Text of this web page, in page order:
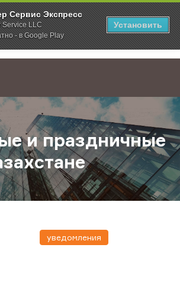
Сервис Экспресс
Service LLC
- в Google Play
Установить
Новости Выходные и праздничные дни в
и праздничные
уведомления